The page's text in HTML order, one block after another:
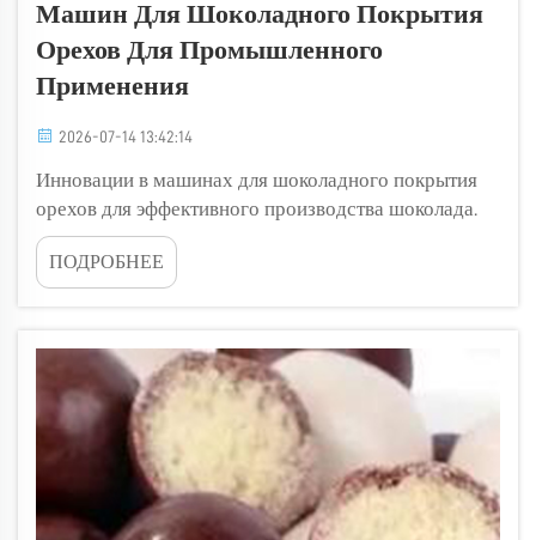
Машин Для Шоколадного Покрытия
Орехов Для Промышленного
Применения
2026-07-14 13:42:14
Инновации в машинах для шоколадного покрытия
орехов для эффективного производства шоколада.
Машины для шоколадного покрытия орехов
становятся всё более популярными в пищевой
промышленности. Эти машины позволяют быстро и
что способствует...
ПОДРОБНЕЕ